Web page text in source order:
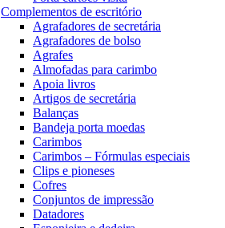
Complementos de escritório
Agrafadores de secretária
Agrafadores de bolso
Agrafes
Almofadas para carimbo
Apoia livros
Artigos de secretária
Balanças
Bandeja porta moedas
Carimbos
Carimbos – Fórmulas especiais
Clips e pioneses
Cofres
Conjuntos de impressão
Datadores